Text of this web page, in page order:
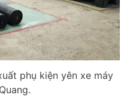
phụ kiện yên xe máy